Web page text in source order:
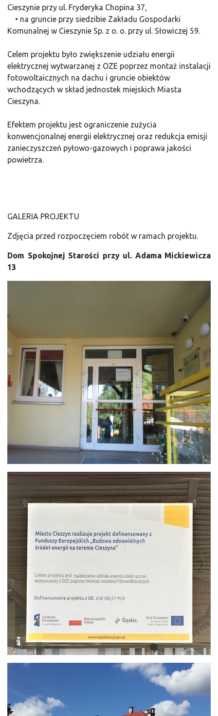
Cieszynie przy ul. Fryderyka Chopina 37,
• na gruncie przy siedzibie Zakładu Gospodarki
Komunalnej w Cieszynie Sp. z o. o. przy ul. Słowiczej 59.
Celem projektu było zwiększenie udziału energii
elektrycznej wytwarzanej z OZE poprzez montaż instalacji
fotowoltaicznych na dachu i gruncie obiektów
wchodzących w skład jednostek miejskich Miasta
Cieszyna.
Efektem projektu jest ograniczenie zużycia
konwencjonalnej energii elektrycznej oraz redukcja emisji
zanieczyszczeń pyłowo-gazowych i poprawa jakości
powietrza.
GALERIA PROJEKTU
Zdjęcia przed rozpoczęciem robót w ramach projektu.
Dom Spokojnej Starości przy ul. Adama Mickiewicza
13